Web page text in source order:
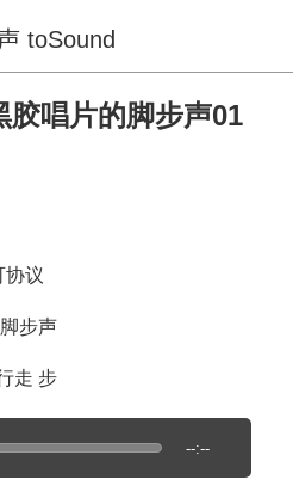
toSound
唱片的脚步声01
协议
步声
走 步
--:--